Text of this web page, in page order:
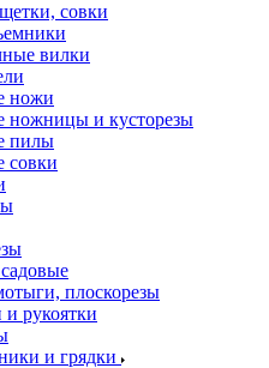
совки
вилки
ножи
ножницы и кусторезы
пилы
совки
плоскорезы
и рукоятки
и грядки